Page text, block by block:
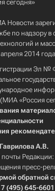
сегодня»
Новости
по надзору в
и
2014
Эл
(МИА «Россия
Гаврилова А.В.
Редакции:
пресс-
обратной
7 (495) 645-6601